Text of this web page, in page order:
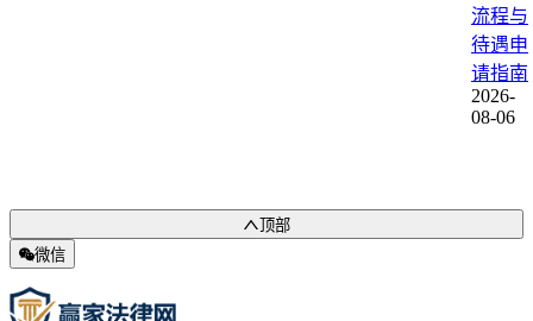
流程与
待遇申
请指南
2026-
08-06
顶部
微信